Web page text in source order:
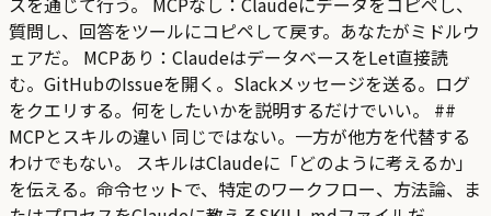
質問し、回答をツールにコピペして戻す。あなたがミドルウ
ェアだ。 MCPあり：ClaudeはデータベースをLet直接読
む。GitHubのIssueを開く。Slackメッセージを送る。ログ
をクエリする。何をしたいかを説明するだけでいい。 ##
MCPとスキルの違い 同じではない。一方が他方を代替する
わけでもない。 スキルはClaudeに「どのように考えるか」
を伝える。命令セットで、特定のワークフロー、方法論、ま